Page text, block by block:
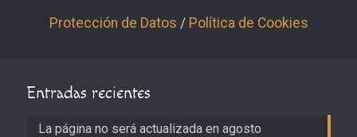
Protección de Datos / Política de Cookies
Entradas recientes
La página no será actualizada en agosto